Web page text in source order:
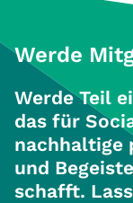
Werde
Werde Teil
das für
nachhaltige
und
schafft.